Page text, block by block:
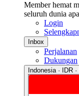
Member hemat
seluruh dunia
Login
Inbox
Perjalanan
Dukungan
Indonesia · IDR